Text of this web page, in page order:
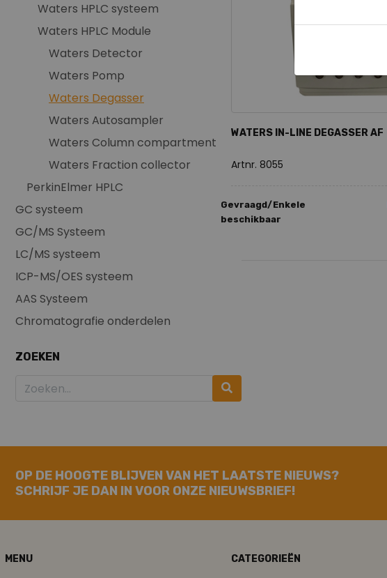
WATERS IN-LINE DEGASSER AF
Artnr. 8055
Gevraagd/Enkele
beschikbaar
Waters HPLC systeem
Waters HPLC Module
Waters Detector
Waters Pomp
Waters Degasser
Waters Autosampler
Waters Column compartment
Waters Fraction collector
PerkinElmer HPLC
GC systeem
GC/MS Systeem
LC/MS systeem
ICP-MS/OES systeem
AAS Systeem
Chromatografie onderdelen
ZOEKEN
OP DE HOOGTE BLIJVEN VAN HET LAATSTE NIEUWS?
SCHRIJF JE DAN IN VOOR ONZE NIEUWSBRIEF!
MENU CATEGORIEËN